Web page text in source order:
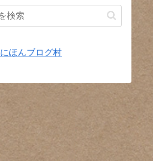
にほんブログ村